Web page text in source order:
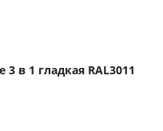
в 1 гладкая RAL3011